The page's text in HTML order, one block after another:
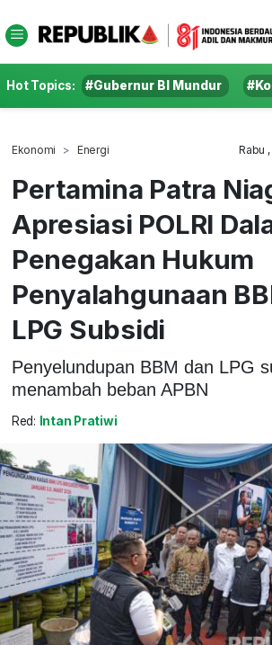
Hot Topics: #Gubernur BI Mundur
Ekonomi Energi Rabu
Pertamina Patra
Apresiasi POLRI
Penegakan Hukum
Penyalahgunaan
LPG Subsidi
Penyelundupan BBM dan LPG
menambah beban APBN
Red: Intan Pratiwi